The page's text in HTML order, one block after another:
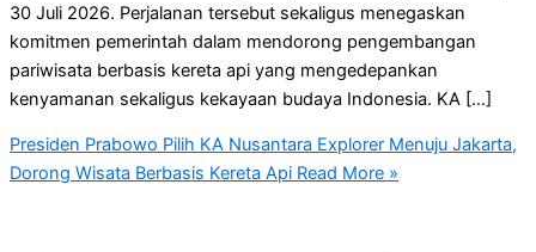
30 Juli 2026. Perjalanan tersebut sekaligus menegaskan
komitmen pemerintah dalam mendorong pengembangan
pariwisata berbasis kereta api yang mengedepankan
kenyamanan sekaligus kekayaan budaya Indonesia. KA […]
Presiden Prabowo Pilih KA Nusantara Explorer Menuju Jakarta,
Dorong Wisata Berbasis Kereta Api Read More »